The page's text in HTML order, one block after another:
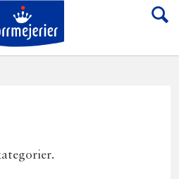
Till Norrmejerier